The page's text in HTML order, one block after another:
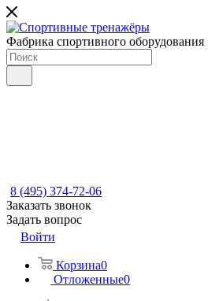
Фабрика спортивного оборудования
8 (495) 374-72-06
Заказать звонок
Задать вопрос
Войти
Корзина0
Отложенные0